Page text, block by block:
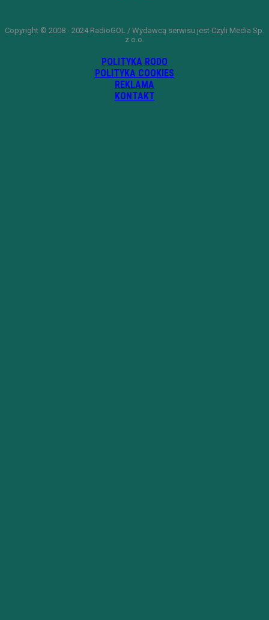
Copyright © 2008 - 2024 RadioGOL / Wydawcą serwisu jest Czyli Media Sp.
z o.o.
POLITYKA RODO
POLITYKA COOKIES
REKLAMA
KONTAKT